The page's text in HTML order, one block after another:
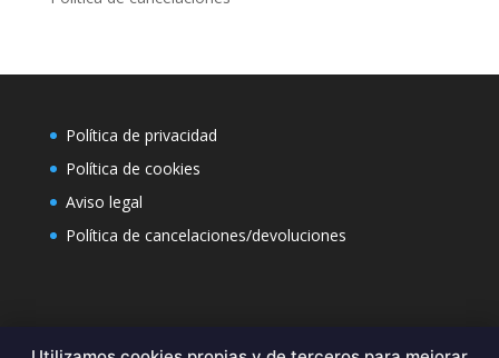
Política de privacidad
Política de cookies
Aviso legal
Política de cancelaciones/devoluciones
Contacto